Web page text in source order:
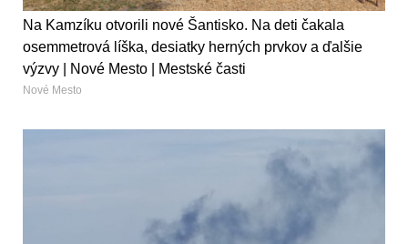
Na Kamzíku otvorili nové Šantisko. Na deti čakala
osemmetrová líška, desiatky herných prvkov a ďalšie
výzvy | Nové Mesto | Mestské časti
Nové Mesto